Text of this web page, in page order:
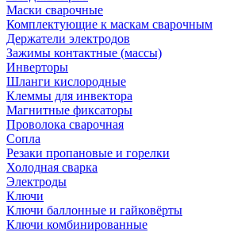
Маски сварочные
Комплектующие к маскам сварочным
Держатели электродов
Зажимы контактные (массы)
Инверторы
Шланги кислородные
Клеммы для инвектора
Магнитные фиксаторы
Проволока сварочная
Сопла
Резаки пропановые и горелки
Холодная сварка
Электроды
Ключи
Ключи баллонные и гайковёрты
Ключи комбинированные